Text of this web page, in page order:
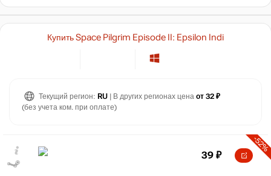
Купить Space Pilgrim Episode II: Epsilon Indi
Текущий регион: RU | В других регионах цена от 32 ₽
(без учета ком. при оплате)
-52%
39 ₽